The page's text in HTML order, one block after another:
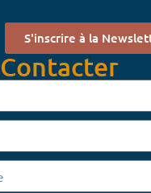
S'inscrire à la